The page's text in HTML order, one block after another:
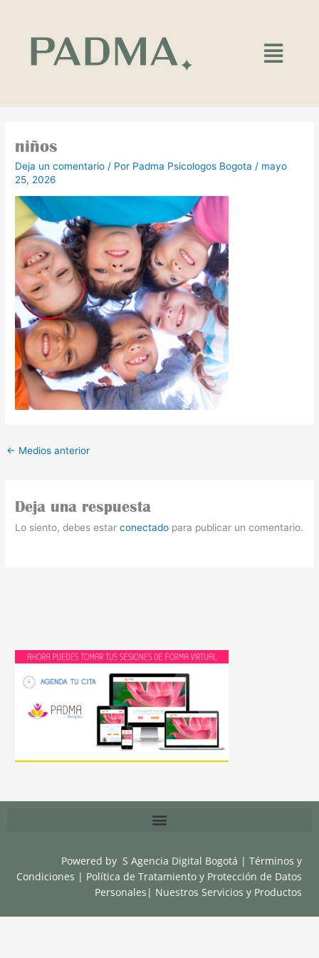
contenido
Main
Menu
niños
Deja un comentario / Por Padma Psicologos Bogota / mayo
25, 2026
← Medios anterior
Deja una respuesta
Lo siento, debes estarconectado para publicar un comentario.
Powered by S Agencia Digital Bogotá |Términos y
Condiciones | Política de Tratamiento y Protección de Datos
Personales | Nuestros Servicios y Productos